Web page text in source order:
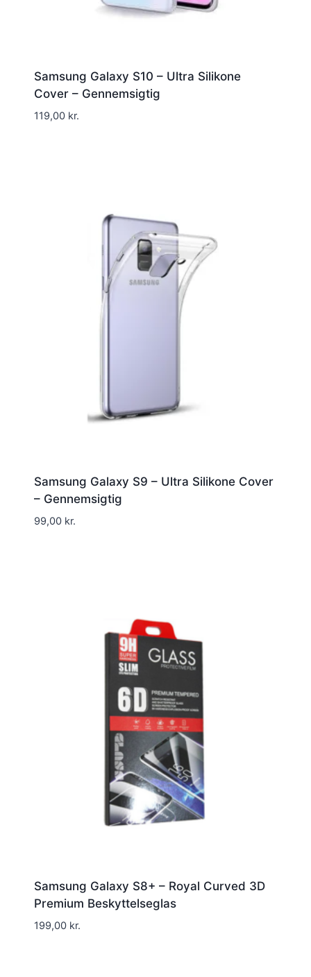
Samsung Galaxy S10 – Ultra Silikone
Cover – Gennemsigtig
119,00 kr.
Samsung Galaxy S9 – Ultra Silikone Cover
– Gennemsigtig
99,00 kr.
Samsung Galaxy S8+ – Royal Curved 3D
Premium Beskyttelseglas
199,00 kr.